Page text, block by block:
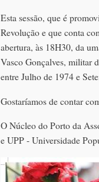
Esta sessão, que é
Revolução e que conta
abertura, às 18H30, da
Vasco Gonçalves, militar
entre Julho de 1974 e
Gostaríamos de contar
O Núcleo do Porto da
e UPP - Universidade